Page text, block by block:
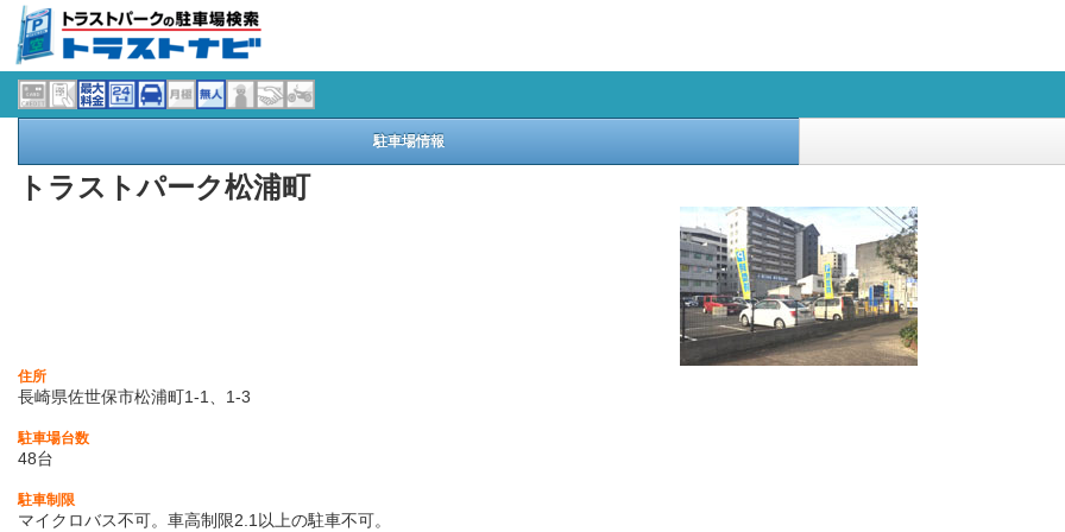
駐車場情報
トラストパーク松浦町
住所
長崎県佐世保市松浦町1-1、1-3
駐車場台数
48台
駐車制限
マイクロバス不可。車高制限2.1以上の駐車不可。